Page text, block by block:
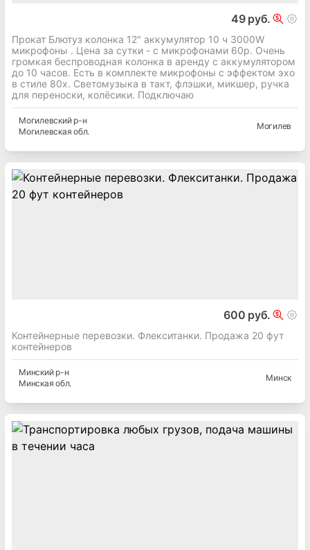
49 руб.
Прокат Блютуз колонка 12" аккумулятор 10 ч 3000W
микрофоны . Цена за сутки - с микрофонами 60р. Очень
громкая беспроводная колонка в аренду с аккумулятором
до 10 часов. Есть в комплекте микрофоны с эффектом эхо
в стиле 80х. Светомузыка в такт, флэшки, микшер, ручка
для переноски, колёсики. Подключаю
Могилевскийр-н
Могилевская обл.
Могилев
600 руб.
Контейнерные перевозки. Флекситанки. Продажа 20 фут
контейнеров
Минскийр-н
Минская обл.
Минск